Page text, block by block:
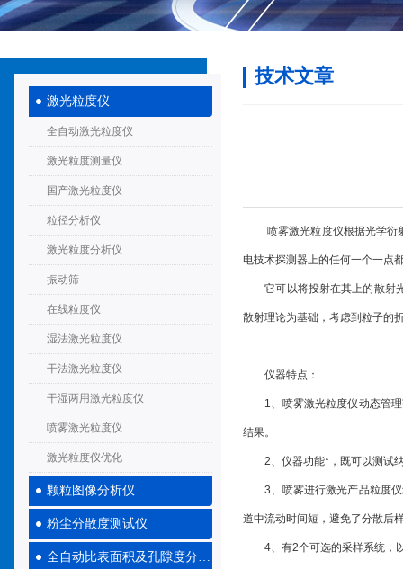
激光粒度仪
全自动激光粒度仪
激光粒度测量仪
国产激光粒度仪
粒径分析仪
激光粒度分析仪
振动筛
在线粒度仪
湿法激光粒度仪
干法激光粒度仪
干湿两用激光粒度仪
喷雾激光粒度仪
激光粒度仪优化
颗粒图像分析仪
粉尘分散度测试仪
全自动比表面积及孔隙度分析仪
技术文章
喷雾激光粒度仪根据光学衍
电技术探测器上的任何一个一点
它可以将投射在其上的散射光
散射理论为基础，考虑到粒子的
仪器特点：
1、喷雾激光粒度仪动态管理
结果。
2、仪器功能*，既可以测试纳
3、喷雾进行激光产品粒度仪
道中流动时间短，避免了分散后
4、有2个可选的采样系统，以